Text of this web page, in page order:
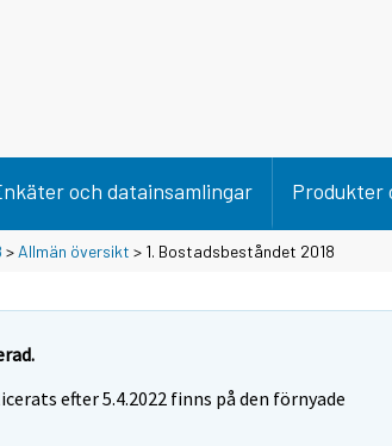
och datainsamlingar Produkter
> Allmän översikt > 1. Bostadsbeståndet 2018
efter 5.4.2022 finns på den förnyade